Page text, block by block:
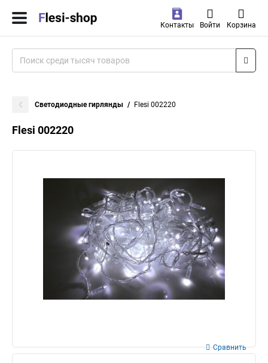
Контакты Войти Корзина
Светодиодные гирлянды Flesi 002220
Flesi 002220
Сравнить